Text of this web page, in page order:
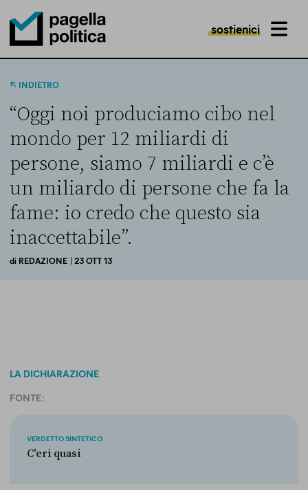
Pagella Politica Logo
sostienici MENU
INDIETRO
“Oggi noi produciamo cibo nel
mondo per 12 miliardi di
persone, siamo 7 miliardi e c’è
un miliardo di persone che fa la
fame: io credo che questo sia
inaccettabile”.
di REDAZIONE | 23 OTT 13
LA DICHIARAZIONE
FONTE:
VERDETTO SINTETICO
C'eri quasi